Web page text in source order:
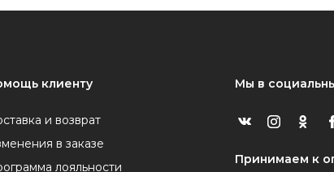
клиенту
и возврат
в заказе
лояльности
Мы в
Принимаем к